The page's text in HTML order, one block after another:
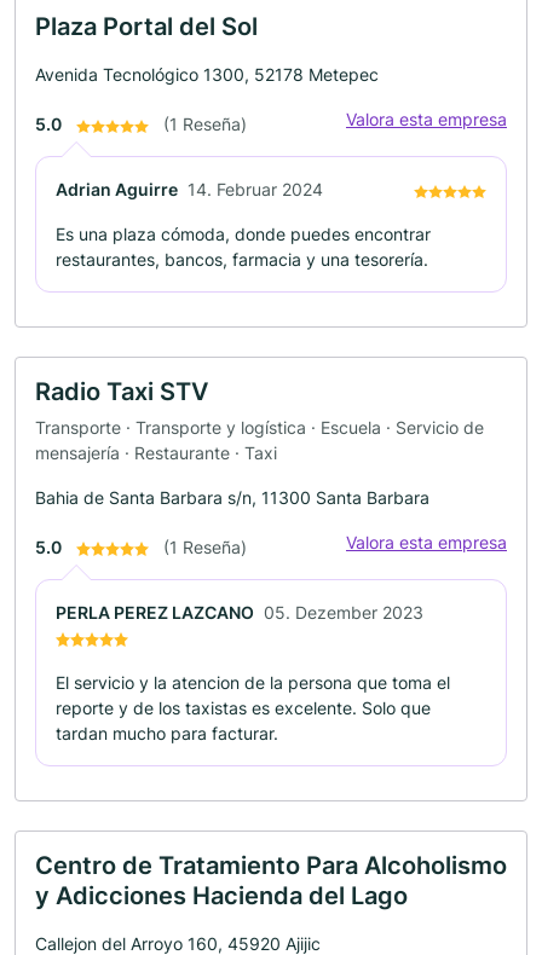
Plaza Portal del Sol
Avenida Tecnológico 1300, 52178 Metepec
5.0 (1 Reseña) Valora esta empresa
Adrian Aguirre 14. Februar 2024
Es una plaza cómoda, donde puedes encontrar
restaurantes, bancos, farmacia y una tesorería.
Radio Taxi STV
Transporte · Transporte y logística · Escuela · Servicio de
mensajería · Restaurante · Taxi
Bahia de Santa Barbara s/n, 11300 Santa Barbara
5.0 (1 Reseña) Valora esta empresa
PERLA PEREZ LAZCANO 05. Dezember 2023
El servicio y la atencion de la persona que toma el
reporte y de los taxistas es excelente. Solo que
tardan mucho para facturar.
Centro de Tratamiento Para Alcoholismo
y Adicciones Hacienda del Lago
Callejon del Arroyo 160, 45920 Ajijic